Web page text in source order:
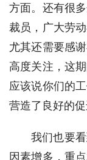
方面。还有很
裁员，广大劳
尤其还需要感
高度关注，这
应该说你们的
营造了良好的促
我们也要
因素增多，重